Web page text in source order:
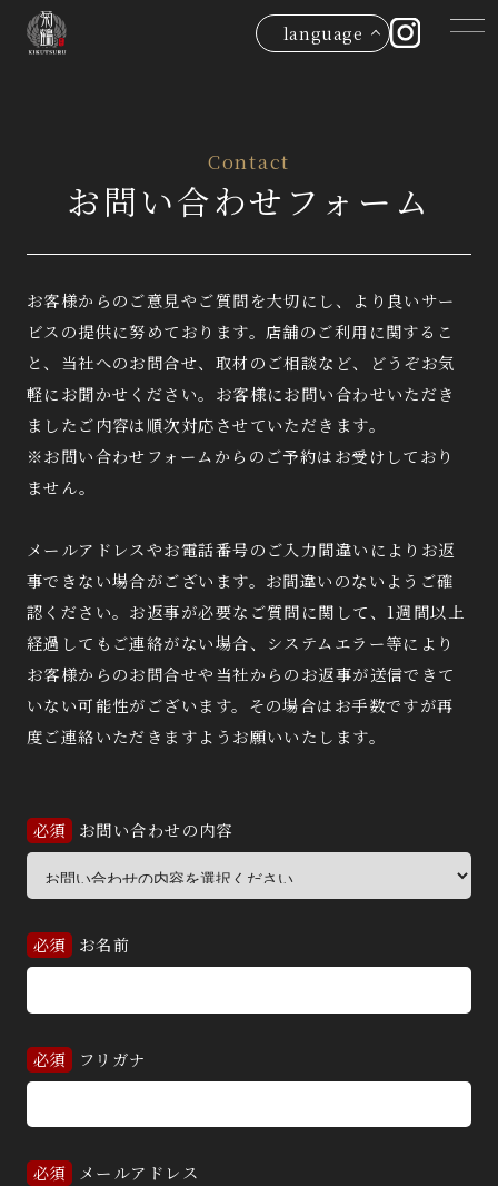
language
Contact
お問い合わせフォーム
お客様からのご意見やご質問を大切にし、より良いサー
ビスの提供に努めております。店舗のご利用に関するこ
と、当社へのお問合せ、取材のご相談など、どうぞお気
軽にお聞かせください。お客様にお問い合わせいただき
ましたご内容は順次対応させていただきます。
※お問い合わせフォームからのご予約はお受けしており
ません。
メールアドレスやお電話番号のご入力間違いによりお返
事できない場合がございます。お間違いのないようご確
認ください。お返事が必要なご質問に関して、1週間以上
経過してもご連絡がない場合、システムエラー等により
お客様からのお問合せや当社からのお返事が送信できて
いない可能性がございます。その場合はお手数ですが再
度ご連絡いただきますようお願いいたします。
お問い合わせの内容
お名前
フリガナ
メールアドレス